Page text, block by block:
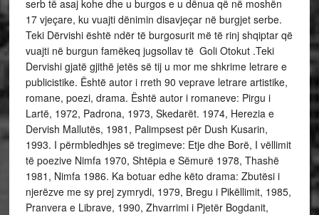
serb të asaj kohe dhe u burgos e u dënua që në moshën
17 vjeçare, ku vuajti dënimin disavjeçar në burgjet serbe.
Teki Dërvishi është ndër të burgosurit më të rinj shqiptar që
vuajti në burgun famëkeq jugsollav të Goli Otokut .Teki
Dervishi gjatë gjithë jetës së tij u mor me shkrime letrare e
publicistike. Është autor i rreth 90 veprave letrare artistike,
romane, poezi, drama. Është autor i romaneve: Pirgu i
Lartë, 1972, Padrona, 1973, Skedarët. 1974, Herezia e
Dervish Mallutës, 1981, Palimpsest për Dush Kusarin,
1993. I përmbledhjes së tregimeve: Etje dhe Borë, I vëllimit
të poezive Nimfa 1970, Shtëpia e Sëmurë 1978, Thashë
1981, Nimfa 1986. Ka botuar edhe këto drama: Zbutësi i
njerëzve me sy prej zymrydi, 1979, Bregu i Pikëllimit, 1985,
Pranvera e Librave, 1990, Zhvarrimi i Pjetër Bogdanit,